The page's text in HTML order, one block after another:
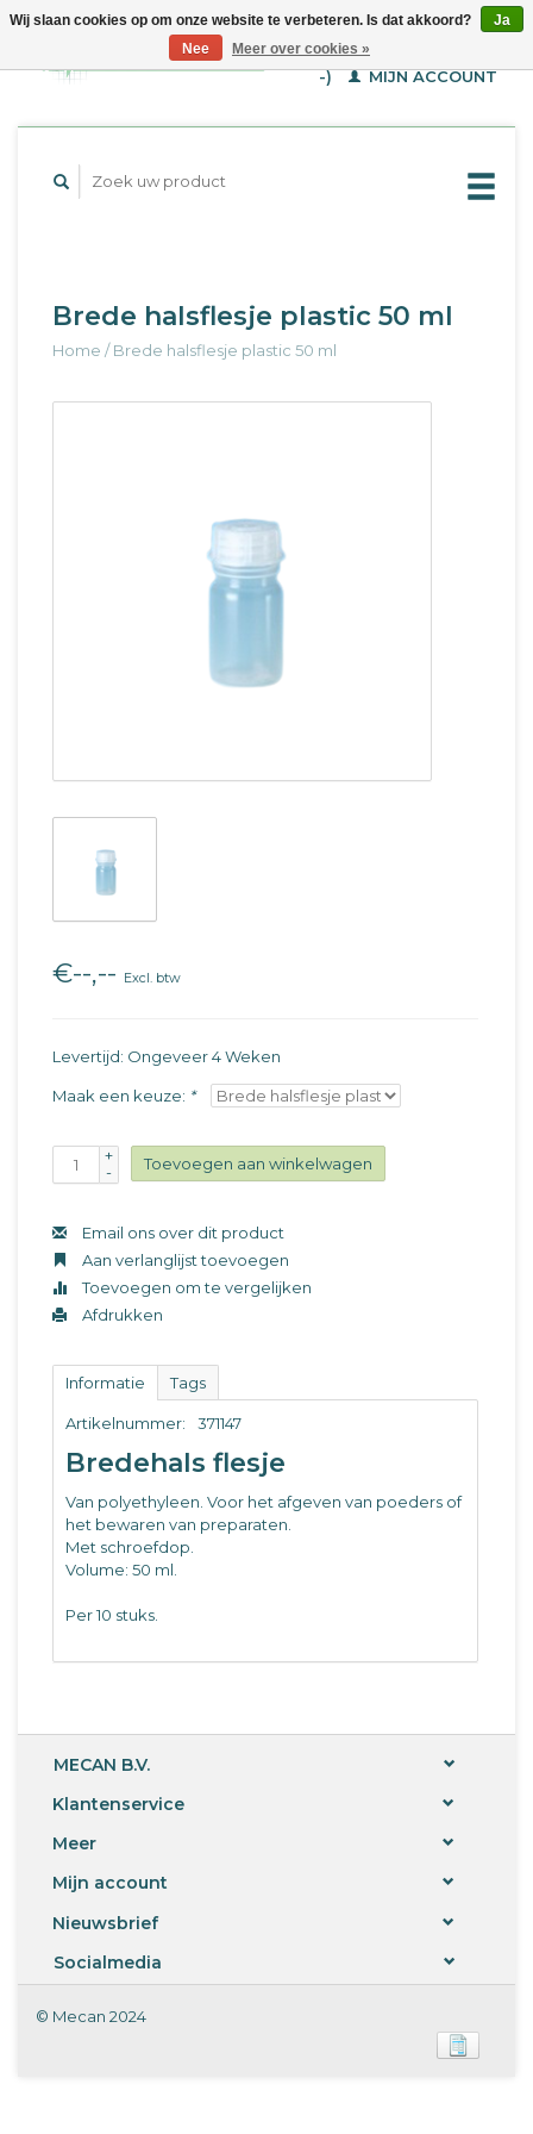
WINKELWAGEN (€--,-
-)
MIJN ACCOUNT
Brede halsflesje plastic 50 ml
Home /Brede halsflesje plastic 50 ml
€--,-- Excl. btw
Levertijd: Ongeveer 4 Weken
Maak een keuze: *
+
-
Toevoegen aan winkelwagen
Email ons over dit product
Aan verlanglijst toevoegen
Toevoegen om te vergelijken
Afdrukken
Informatie Tags
Artikelnummer: 371147
Bredehals flesje
Van polyethyleen. Voor het afgeven van poeders of
het bewaren van preparaten.
Met schroefdop.
Volume: 50 ml.
Per 10 stuks.
MECAN B.V.
Klantenservice
Meer
Mijn account
Nieuwsbrief
Socialmedia
Wij slaan cookies op om onze website te verbeteren. Is dat akkoord?
Ja
Nee
Meer over cookies »